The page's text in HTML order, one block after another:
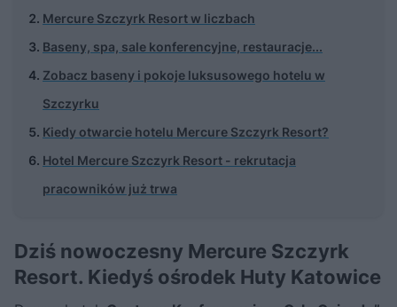
Mercure Szczyrk Resort w liczbach
Baseny, spa, sale konferencyjne, restauracje...
Zobacz baseny i pokoje luksusowego hotelu w
Szczyrku
Kiedy otwarcie hotelu Mercure Szczyrk Resort?
Hotel Mercure Szczyrk Resort - rekrutacja
pracowników już trwa
Dziś nowoczesny Mercure Szczyrk
Resort. Kiedyś ośrodek Huty Katowice